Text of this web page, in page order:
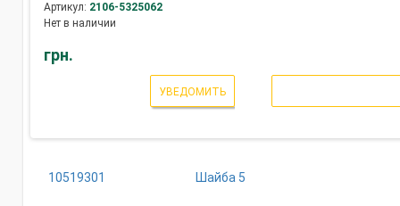
Артикул: 2106-5325062
Нет в наличии
грн.
УВЕДОМИТЬ
10519301 Шайба 5